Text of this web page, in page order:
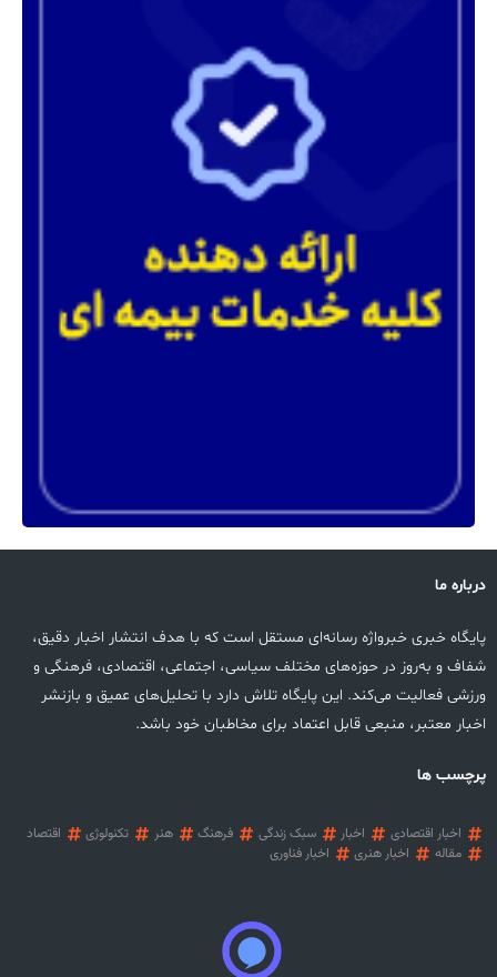
درباره ما
پایگاه خبری خبرواژه رسانه‌ای مستقل است که با هدف انتشار اخبار دقیق،
شفاف و به‌روز در حوزه‌های مختلف سیاسی، اجتماعی، اقتصادی، فرهنگی و
ورزشی فعالیت می‌کند. این پایگاه تلاش دارد با تحلیل‌های عمیق و بازنشر
اخبار معتبر، منبعی قابل اعتماد برای مخاطبان خود باشد.
پرچسب ها
اخبار اقتصادی اخبار سبک زندگی فرهنگ هنر تکنولوژی
اقتصاد
مقاله
اخبار هنری اخبار فناوری